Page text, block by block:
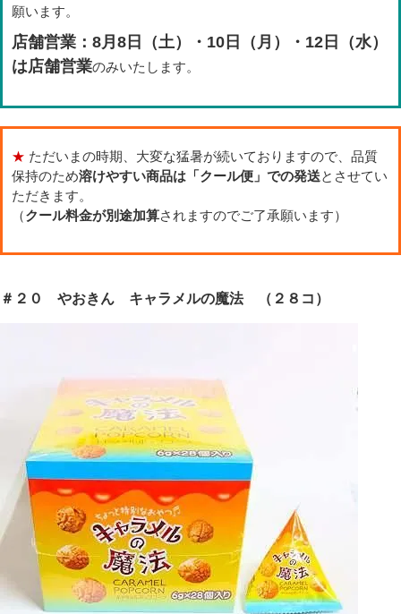
願います。
店舗営業：8月8日（土）・10日（月）・12日（水）
は店舗営業のみいたします。
★ ただいまの時期、大変な猛暑が続いておりますので、品質
保持のため溶けやすい商品は「クール便」での発送とさせてい
ただきます。
（クール料金が別途加算されますのでご了承願います）
＃２０ やおきん キャラメルの魔法 （２８コ）